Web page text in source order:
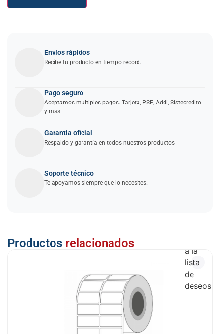
Envíos rápidos
Recibe tu producto en tiempo record.
Pago seguro
Aceptamos multiples pagos. Tarjeta, PSE, Addi, Sistecredito
y mas
Garantia oficial
Respaldo y garantía en todos nuestros productos
Soporte técnico
Te apoyamos siempre que lo necesites.
Productos relacionados
a la
lista
de
deseos